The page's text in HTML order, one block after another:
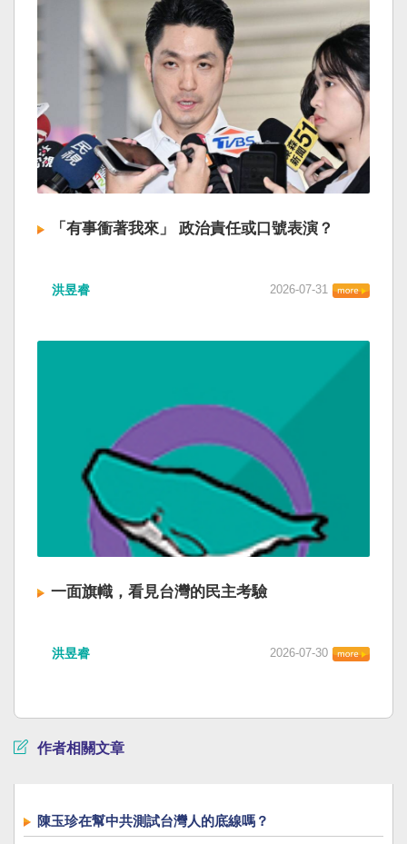
「有事衝著我來」 政治責任或口號表演？
洪昱睿 2026-07-31
一面旗幟，看見台灣的民主考驗
洪昱睿 2026-07-30
作者相關文章
陳玉珍在幫中共測試台灣人的底線嗎？